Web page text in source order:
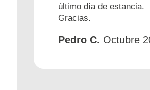
último día de estancia.
Gracias.
Pedro C. Octubre